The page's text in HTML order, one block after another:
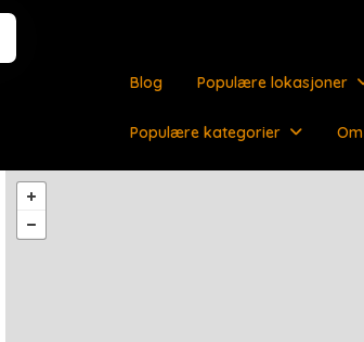
Blog Populære lokasjoner
Populære kategorier Om